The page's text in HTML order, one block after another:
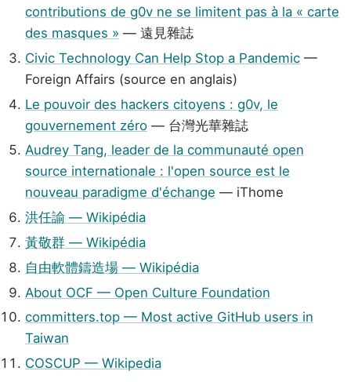
contributions de g0v ne se limitent pas à la « carte
des masques » — 遠見雜誌
Civic Technology Can Help Stop a Pandemic —
Foreign Affairs (source en anglais)
Le pouvoir des hackers citoyens : g0v, le
gouvernement zéro — 台灣光華雜誌
Audrey Tang, leader de la communauté open
source internationale : l'open source est le
nouveau paradigme d'échange — iThome
洪任諭 — Wikipédia
黃敬群 — Wikipédia
自由軟體鑄造場 — Wikipédia
About OCF — Open Culture Foundation
committers.top — Most active GitHub users in
Taiwan
COSCUP — Wikipedia